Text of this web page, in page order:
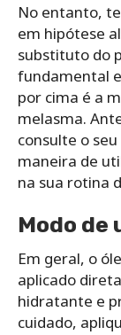
No entanto,
em hipótese
substituto do
fundamental
por cima é a
melasma.
consulte o
maneira de
na sua rotina
Modo de
Em geral, o
aplicado
hidratante e
cuidado,